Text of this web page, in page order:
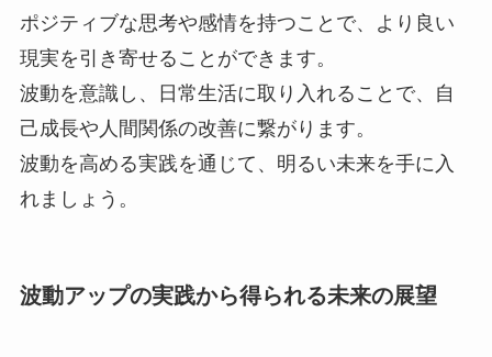
ポジティブな思考や感情を持つことで、より良い
現実を引き寄せることができます。
波動を意識し、日常生活に取り入れることで、自
己成長や人間関係の改善に繋がります。
波動を高める実践を通じて、明るい未来を手に入
れましょう。
波動アップの実践から得られる未来の展望